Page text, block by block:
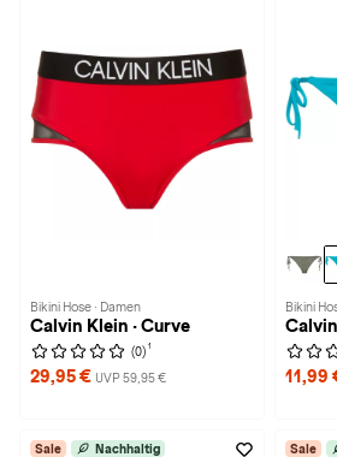
Bikini Hose · Damen
Calvin Klein · Curve
(0) 1
29,95 € UVP 59,95 €
Bikini
11,99
Sale Nachhaltig Sale